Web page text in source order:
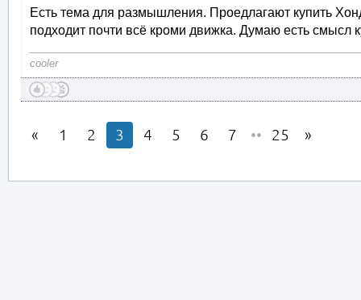
Есть тема для размышления. Проедлагают купить
подходит почти всё кроми движка. Думаю есть смысл
cooler
1 2 3 4 5 6 7 •• 25